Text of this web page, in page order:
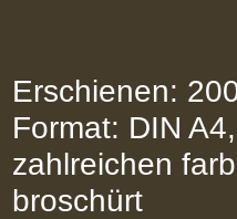
Erschienen:
Format: DIN
zahlreichen
broschürt